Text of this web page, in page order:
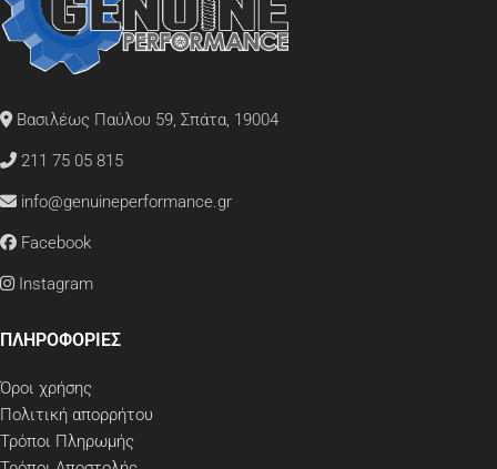
Βασιλέως Παύλου 59, Σπάτα, 19004
211 75 05 815
info@genuineperformance.gr
Facebook
Instagram
ΠΛΗΡΟΦΟΡΙΕΣ
Όροι χρήσης
Πολιτική απορρήτου
Τρόποι Πληρωμής